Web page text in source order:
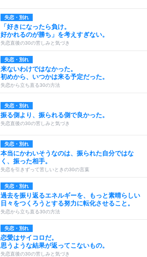
失恋・別れ
「好きになったら負け。
好かれるのが勝ち」を考えすぎない。
失恋直後の30の苦しみと気づき
失恋・別れ
来ないわけではなかった。
初めから、いつかは来る予定だった。
失恋から立ち直る30の方法
失恋・別れ
振る側より、振られる側で良かった。
失恋直後の30の苦しみと気づき
失恋・別れ
本当にかわいそうなのは、振られた自分ではな
く、振った相手。
失恋を引きずって苦しいときの30の言葉
失恋・別れ
過去を振り返るエネルギーを、もっと素晴らしい
日々をつくろうとする努力に転化させること。
失恋から立ち直る30の方法
失恋・別れ
恋愛はサイコロだ。
思うような結果が返ってこないもの。
失恋直後の30の苦しみと気づき